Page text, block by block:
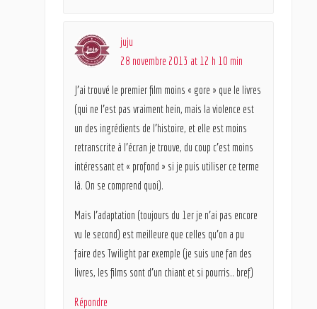
juju
28 novembre 2013 at 12 h 10 min
J’ai trouvé le premier film moins « gore » que le livres
(qui ne l’est pas vraiment hein, mais la violence est
un des ingrédients de l’histoire, et elle est moins
retranscrite à l’écran je trouve, du coup c’est moins
intéressant et « profond » si je puis utiliser ce terme
là. On se comprend quoi).
Mais l’adaptation (toujours du 1er je n’ai pas encore
vu le second) est meilleure que celles qu’on a pu
faire des Twilight par exemple (je suis une fan des
livres, les films sont d’un chiant et si pourris.. bref)
Répondre